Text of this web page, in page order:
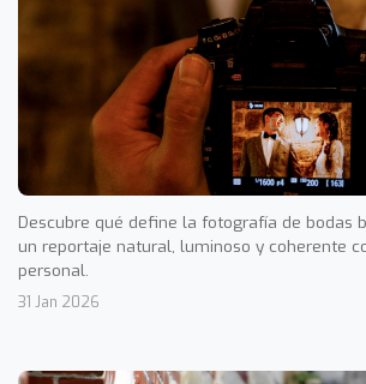
Descubre qué define la fotografía de bodas
un reportaje natural, luminoso y coherente
personal.
31 Jan 2026